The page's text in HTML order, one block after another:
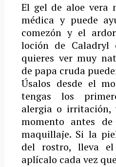
El gel de aloe vera
médica y puede
comezón y el
loción de Caladryl
quieres ver muy
de papa cruda
Úsalos desde el
tengas los
alergia o
momento antes
maquillaje. Si la
del rostro, lleva
aplícalo cada vez